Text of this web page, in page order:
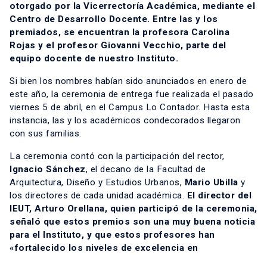
otorgado por la Vicerrectoría Académica, mediante el
Centro de Desarrollo Docente. Entre las y los
premiados, se encuentran la profesora Carolina
Rojas y el profesor Giovanni Vecchio, parte del
equipo docente de nuestro Instituto.
Si bien los nombres habían sido anunciados en enero de
este año, la ceremonia de entrega fue realizada el pasado
viernes 5 de abril, en el Campus Lo Contador. Hasta esta
instancia, las y los académicos condecorados llegaron
con sus familias.
La ceremonia contó con la participación del rector,
Ignacio Sánchez, el decano de la Facultad de
Arquitectura, Diseño y Estudios Urbanos, Mario Ubilla y
los directores de cada unidad académica. El director del
IEUT, Arturo Orellana, quien participó de la ceremonia,
señaló que estos premios son una muy buena noticia
para el Instituto, y que estos profesores han
«fortalecido los niveles de excelencia en